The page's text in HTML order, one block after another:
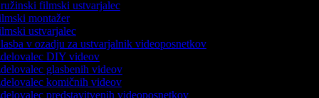
filmski ustvarjalec
montažer
ustvarjalec
v ozadju za ustvarjalnik videoposnetkov
DIY videov
glasbenih videov
komičnih videov
predstavitvenih videoposnetkov